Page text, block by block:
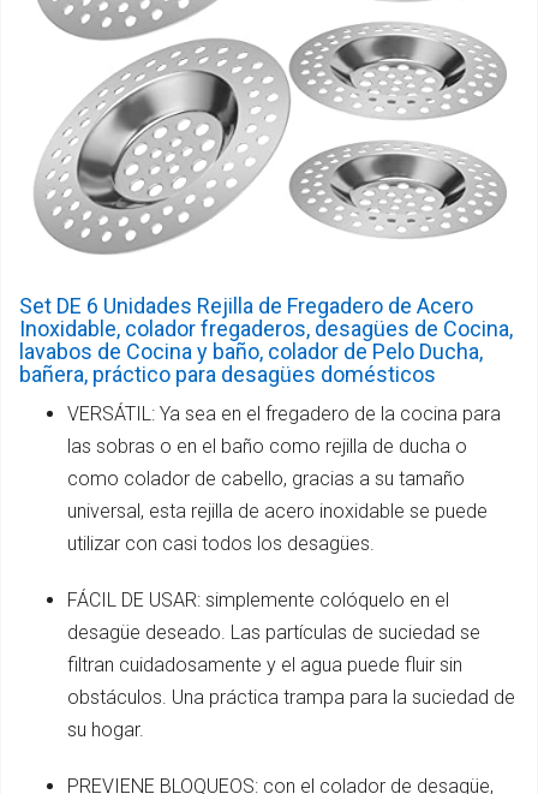
Set DE 6 Unidades Rejilla de Fregadero de Acero
Inoxidable, colador fregaderos, desagües de Cocina,
lavabos de Cocina y baño, colador de Pelo Ducha,
bañera, práctico para desagües domésticos
VERSÁTIL: Ya sea en el fregadero de la cocina para
las sobras o en el baño como rejilla de ducha o
como colador de cabello, gracias a su tamaño
universal, esta rejilla de acero inoxidable se puede
utilizar con casi todos los desagües.
FÁCIL DE USAR: simplemente colóquelo en el
desagüe deseado. Las partículas de suciedad se
filtran cuidadosamente y el agua puede fluir sin
obstáculos. Una práctica trampa para la suciedad de
su hogar.
PREVIENE BLOQUEOS: con el colador de desagüe,